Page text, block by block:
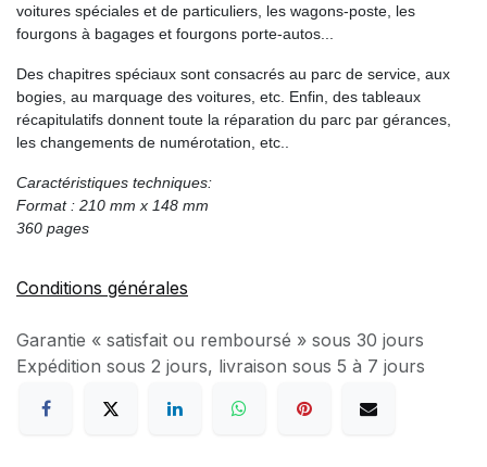
voitures spéciales et de particuliers, les wagons-poste, les
fourgons à bagages et fourgons porte-autos...
Des chapitres spéciaux sont consacrés au parc de service, aux
bogies, au marquage des voitures, etc. Enfin, des tableaux
récapitulatifs donnent toute la réparation du parc par gérances,
les changements de numérotation, etc..
Caractéristiques techniques:
Format : 210 mm x 148 mm
360 pages
Conditions générales
Garantie « satisfait ou remboursé » sous 30 jours
Expédition sous 2 jours, livraison sous 5 à 7 jours